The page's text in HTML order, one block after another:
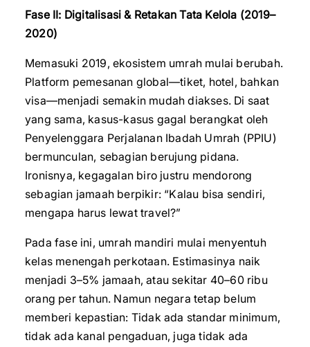
Fase II: Digitalisasi & Retakan Tata Kelola (2019–
2020)
Memasuki 2019, ekosistem umrah mulai berubah.
Platform pemesanan global—tiket, hotel, bahkan
visa—menjadi semakin mudah diakses. Di saat
yang sama, kasus-kasus gagal berangkat oleh
Penyelenggara Perjalanan Ibadah Umrah (PPIU)
bermunculan, sebagian berujung pidana.
Ironisnya, kegagalan biro justru mendorong
sebagian jamaah berpikir: “Kalau bisa sendiri,
mengapa harus lewat travel?”
Pada fase ini, umrah mandiri mulai menyentuh
kelas menengah perkotaan. Estimasinya naik
menjadi 3–5% jamaah, atau sekitar 40–60 ribu
orang per tahun. Namun negara tetap belum
memberi kepastian: Tidak ada standar minimum,
tidak ada kanal pengaduan, juga tidak ada